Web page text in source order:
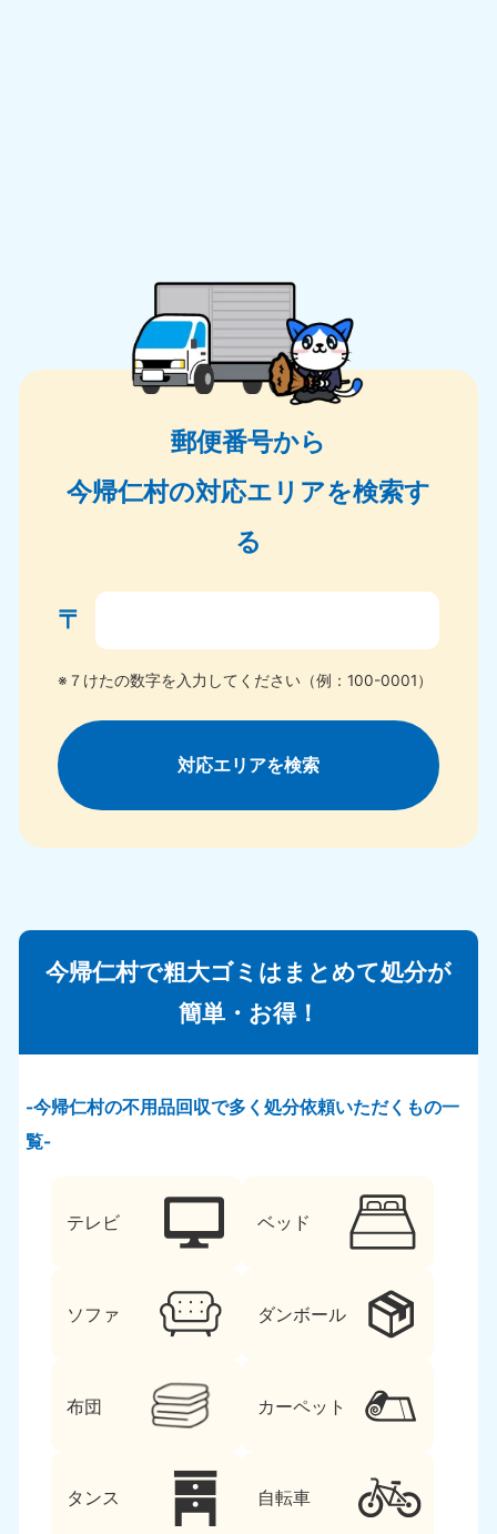
郵便番号から
今帰仁村の対応エリアを検索す
る
〒
※７けたの数字を入力してください（例：100-0001）
対応エリアを検索
今帰仁村で粗大ゴミはまとめて処分が
簡単・お得！
今帰仁村の不用品回収で多く処分依頼いただくもの一
覧
テレビ ベッド
ソファ ダンボール
布団 カーペット
タンス 自転車